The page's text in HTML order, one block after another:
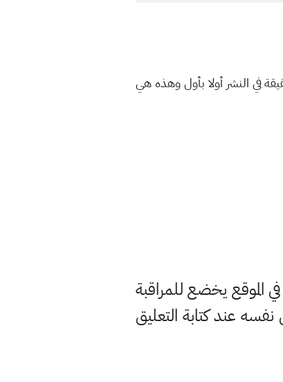
في النشر أولا بأول وهذه هي
يخضع للمراقبة
عند كتابة التعليق